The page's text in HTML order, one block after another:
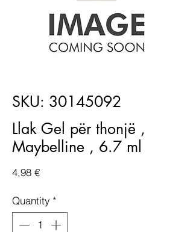
SKU: 30145092
Llak Gel për thonjë ,
Maybelline , 6.7 ml
4,98 €Price
Quantity *